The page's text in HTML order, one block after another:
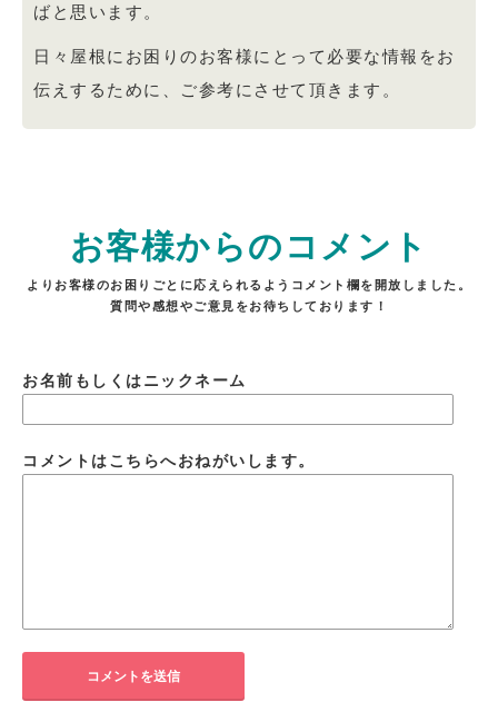
ばと思います。
日々屋根にお困りのお客様にとって必要な情報をお
伝えするために、ご参考にさせて頂きます。
お客様からのコメント
よりお客様のお困りごとに応えられるようコメント欄を開放しました。
質問や感想やご意見をお待ちしております！
お名前もしくはニックネーム
コメントはこちらへおねがいします。